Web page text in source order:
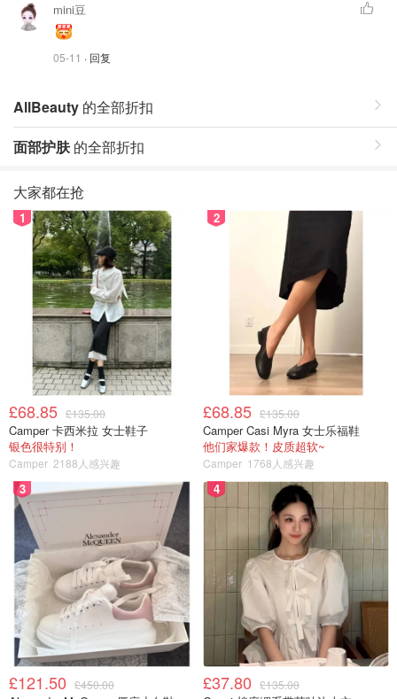
mini豆
05-11 · 回复
AllBeauty 的全部折扣
面部护肤的全部折扣
大家都在抢
1
£68.85 £135.00
Camper 卡西米拉 女士鞋子
银色很特别！
Camper 2188人感兴趣
2
£68.85 £135.00
Camper Casi Myra 女士乐福鞋
他们家爆款！皮质超软~
Camper 1768人感兴趣
3
£121.50 £450.00
4
£37.80 £135.00